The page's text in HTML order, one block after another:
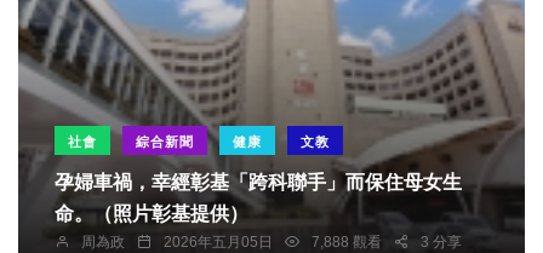
社會 綜合新聞 健康 文教
孕婦車禍，幸經彰基「跨科聯手」而保住母女生
命。（照片彰基提供）
周為政 2026年五月05日 7,888 觀看 3 分享